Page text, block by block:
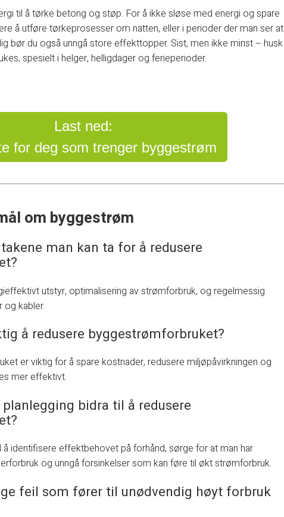
til å tørke betong og støp. For å ikke sløse med energi og spare
å utføre tørkeprosesser om natten, eller i perioder der man ser at
bør du også unngå store effekttopper. Sist, men ikke minst – husk
spesielt i helger, helligdager og ferieperioder.
Last ned:
for deg som trenger byggestrøm
om byggestrøm
man kan ta for å redusere
utstyr, optimalisering av strømforbruk, og regelmessig
og kabler.
å redusere byggestrømforbruket?
er viktig for å spare kostnader, redusere miljøpåvirkningen og
mer effektivt.
bidra til å redusere
å identifisere effektbehovet på forhånd, sørge for at man har
og unngå forsinkelser som kan føre til økt strømforbruk.
feil som fører til unødvendig høyt forbruk